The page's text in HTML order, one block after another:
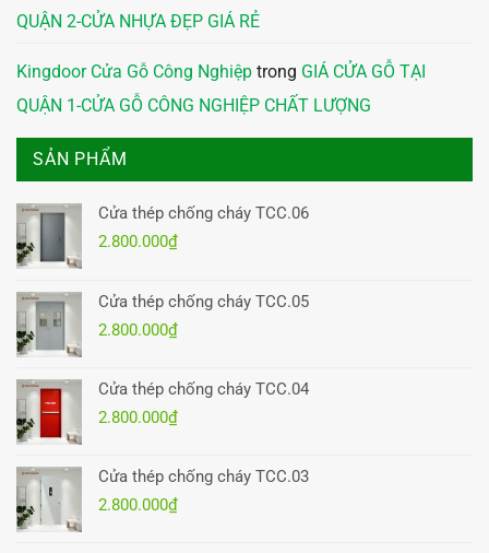
QUẬN 2-CỬA NHỰA ĐẸP GIÁ RẺ
Kingdoor Cửa Gỗ Công Nghiệp trong GIÁ CỬA GỖ TẠI
QUẬN 1-CỬA GỖ CÔNG NGHIỆP CHẤT LƯỢNG
SẢN PHẨM
Cửa thép chống cháy TCC.06
2.800.000₫
Cửa thép chống cháy TCC.05
2.800.000₫
Cửa thép chống cháy TCC.04
2.800.000₫
Cửa thép chống cháy TCC.03
2.800.000₫